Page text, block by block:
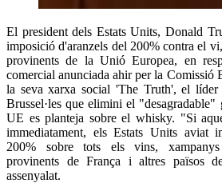
El president dels Estats Units, Donald
imposició d'aranzels del 200% contra el
provinents de la Unió Europea, en
comercial anunciada ahir per la Comissió
la seva xarxa social 'The Truth', el líder
Brussel·les que elimini el
UE es planteja sobre el whisky. "Si
immediatament, els Estats Units aviat
200% sobre tots els vins,
provinents de França i altres països
assenyalat.